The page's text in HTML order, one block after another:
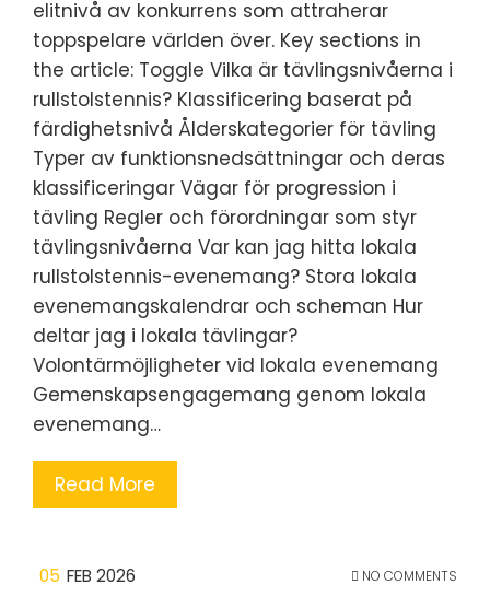
elitnivå av konkurrens som attraherar
toppspelare världen över. Key sections in
the article: Toggle Vilka är tävlingsnivåerna i
rullstolstennis? Klassificering baserat på
färdighetsnivå Ålderskategorier för tävling
Typer av funktionsnedsättningar och deras
klassificeringar Vägar för progression i
tävling Regler och förordningar som styr
tävlingsnivåerna Var kan jag hitta lokala
rullstolstennis-evenemang? Stora lokala
evenemangskalendrar och scheman Hur
deltar jag i lokala tävlingar?
Volontärmöjligheter vid lokala evenemang
Gemenskapsengagemang genom lokala
evenemang…
Read More
05 FEB 2026 NO COMMENTS